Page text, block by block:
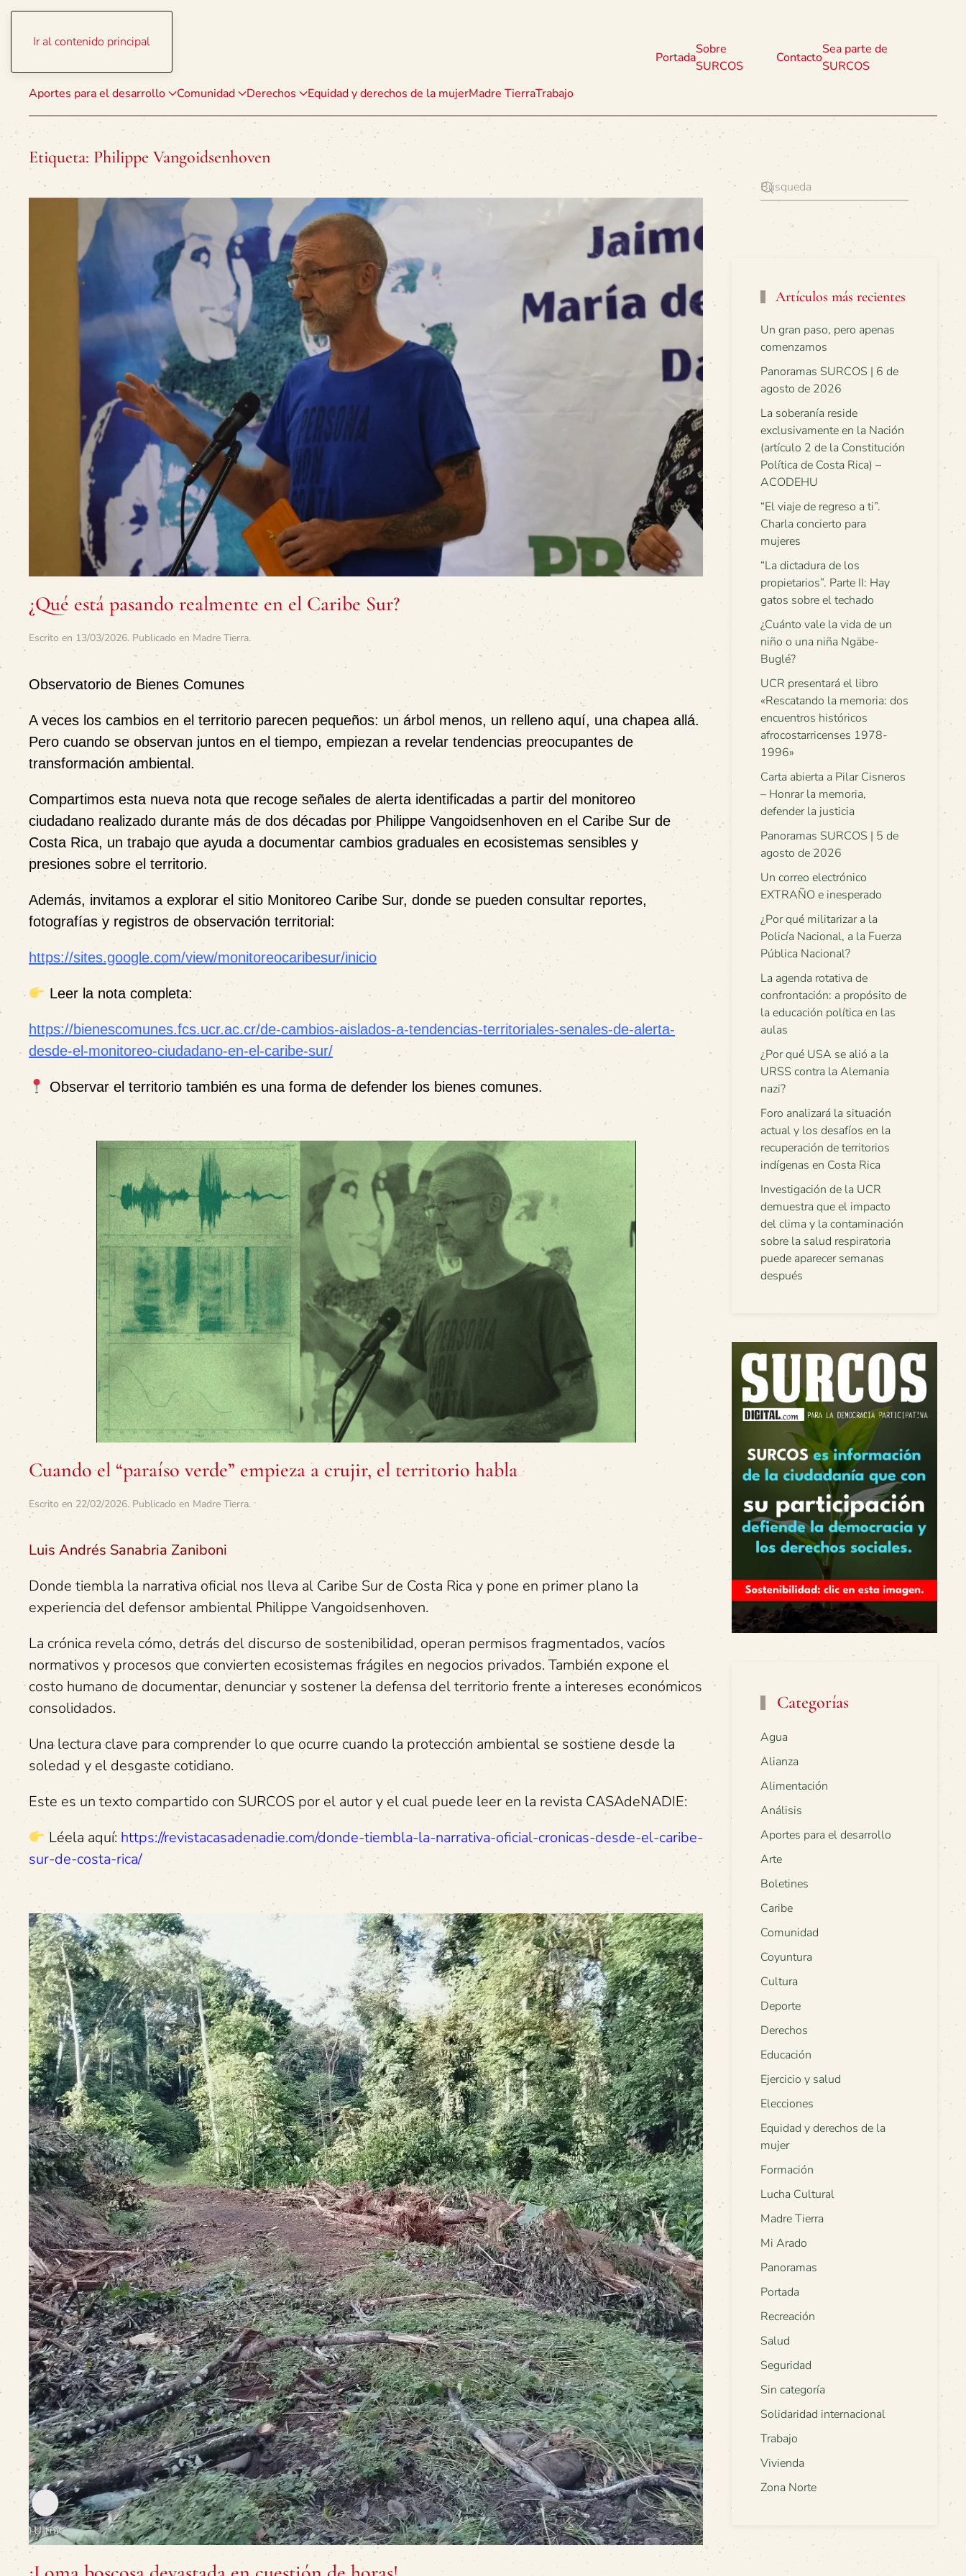
Ir al contenido principal
Aportes para el desarrollo Comunidad Derechos Equidad y derechos de la mujerMadre TierraTrabajo
Portada
Sobre
SURCOS
Contacto
Sea parte de
SURCOS
Etiqueta: Philippe Vangoidsenhoven
¿Qué está pasando realmente en el Caribe Sur?
Escrito en 13/03/2026. Publicado en Madre Tierra.
Observatorio de Bienes Comunes
A veces los cambios en el territorio parecen pequeños: un árbol menos, un relleno aquí, una chapea allá.
Pero cuando se observan juntos en el tiempo, empiezan a revelar tendencias preocupantes de
transformación ambiental.
Compartimos esta nueva nota que recoge señales de alerta identificadas a partir del monitoreo
ciudadano realizado durante más de dos décadas por Philippe Vangoidsenhoven en el Caribe Sur de
Costa Rica, un trabajo que ayuda a documentar cambios graduales en ecosistemas sensibles y
presiones sobre el territorio.
Además, invitamos a explorar el sitio Monitoreo Caribe Sur, donde se pueden consultar reportes,
fotografías y registros de observación territorial:
https://sites.google.com/view/monitoreocaribesur/inicio
Leer la nota completa:
https://bienescomunes.fcs.ucr.ac.cr/de-cambios-aislados-a-tendencias-territoriales-senales-de-alerta-
desde-el-monitoreo-ciudadano-en-el-caribe-sur/
Observar el territorio también es una forma de defender los bienes comunes.
Cuando el “paraíso verde” empieza a crujir, el territorio habla
Escrito en 22/02/2026. Publicado en Madre Tierra.
Luis Andrés Sanabria Zaniboni
Donde tiembla la narrativa oficial nos lleva al Caribe Sur de Costa Rica y pone en primer plano la
experiencia del defensor ambiental Philippe Vangoidsenhoven.
La crónica revela cómo, detrás del discurso de sostenibilidad, operan permisos fragmentados, vacíos
normativos y procesos que convierten ecosistemas frágiles en negocios privados. También expone el
costo humano de documentar, denunciar y sostener la defensa del territorio frente a intereses económicos
consolidados.
Una lectura clave para comprender lo que ocurre cuando la protección ambiental se sostiene desde la
soledad y el desgaste cotidiano.
Este es un texto compartido con SURCOS por el autor y el cual puede leer en la revista CASAdeNADIE:
Léela aquí: https://revistacasadenadie.com/donde-tiembla-la-narrativa-oficial-cronicas-desde-el-caribe-
sur-de-costa-rica/
Artículos más recientes
Un gran paso, pero apenas
comenzamos
Panoramas SURCOS | 6 de
agosto de 2026
La soberanía reside
exclusivamente en la Nación
(artículo 2 de la Constitución
Política de Costa Rica) –
ACODEHU
“El viaje de regreso a ti”.
Charla concierto para
mujeres
“La dictadura de los
propietarios”. Parte II: Hay
gatos sobre el techado
¿Cuánto vale la vida de un
niño o una niña Ngäbe-
Buglé?
UCR presentará el libro
«Rescatando la memoria: dos
encuentros históricos
afrocostarricenses 1978-
1996»
Carta abierta a Pilar Cisneros
– Honrar la memoria,
defender la justicia
Panoramas SURCOS | 5 de
agosto de 2026
Un correo electrónico
EXTRAÑO e inesperado
¿Por qué militarizar a la
Policía Nacional, a la Fuerza
Pública Nacional?
La agenda rotativa de
confrontación: a propósito de
la educación política en las
aulas
¿Por qué USA se alió a la
URSS contra la Alemania
nazi?
Foro analizará la situación
actual y los desafíos en la
recuperación de territorios
indígenas en Costa Rica
Investigación de la UCR
demuestra que el impacto
del clima y la contaminación
sobre la salud respiratoria
puede aparecer semanas
después
Categorías
Agua
Alianza
Alimentación
Análisis
Aportes para el desarrollo
Arte
Boletines
Caribe
Comunidad
Coyuntura
Cultura
Deporte
Derechos
Educación
Ejercicio y salud
Elecciones
Equidad y derechos de la
mujer
Formación
Lucha Cultural
Madre Tierra
Mi Arado
Panoramas
Portada
Recreación
Salud
Seguridad
Sin categoría
Solidaridad internacional
Trabajo
Vivienda
Zona Norte